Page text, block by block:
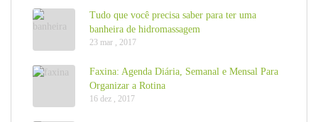
Tudo que você precisa saber para ter uma
banheira de hidromassagem
23 mar , 2017
Faxina: Agenda Diária, Semanal e Mensal Para
Organizar a Rotina
16 dez , 2017